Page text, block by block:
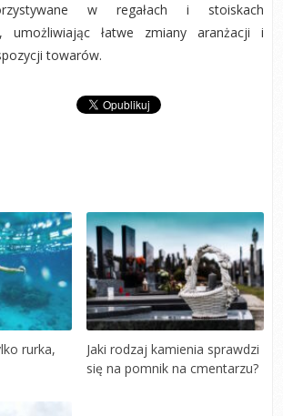
w regałach i stoiskach
umożliwiając łatwe zmiany aranżacji i
towarów.
rurka,
Jaki rodzaj kamienia sprawdzi
się na pomnik na cmentarzu?